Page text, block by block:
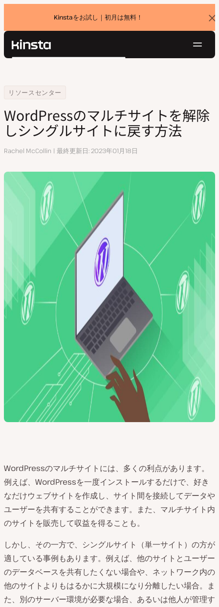
Kinstaをお試し｜初月は無料！
バ
ナ
Kinsta®
ョ
価格設定
お問い合わせ
検
Home
リソースセンター
WordPressのマルチサイトを解除しシングルサイトに戻す方法
WordPressのマルチサイトを解除
しシングルサイトに戻す方法
執
Rachel McCollin 最終更新日 2023年01月18日
WordPressのマルチサイトには、多くの利点があります。
例えば、WordPressを一度インストールするだけで、好き
なだけウェブサイトを作成し、サイト間を接続してデータや
ユーザーを共有することができます。また、マルチサイト内
のサイトを販売して収益を得ることも。
しかし、その一方で、シングルサイト（単一サイト）の方が
適している事例もあります。例えば、他のサイトとユーザー
のデータベースを共有したくない場合や、ネットワーク内の
他のサイトよりもはるかに大規模になり分離したい場合。ま
た、別のサーバー環境が必要な場合、あるいは他人が管理す